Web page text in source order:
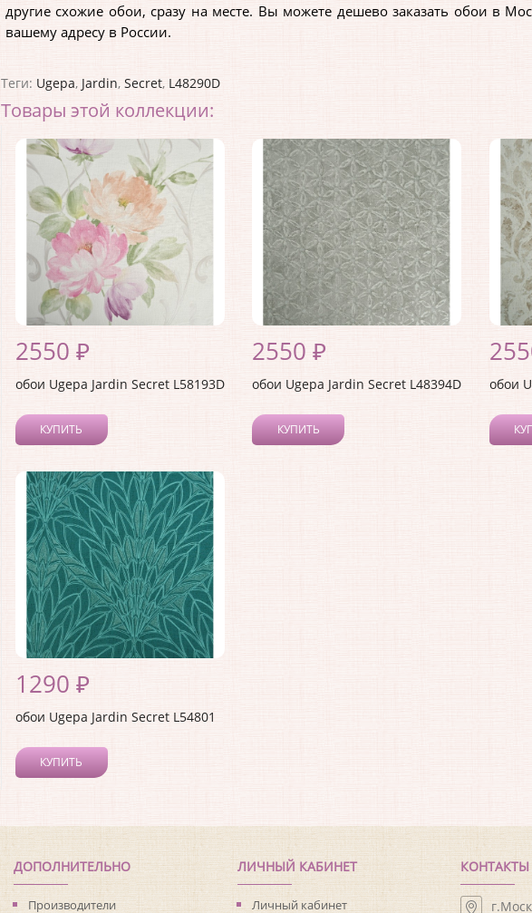
другие схожие обои, сразу на месте. Вы можете дешево заказать обои в
вашему адресу в России.
Теги: Ugepa, Jardin, Secret, L48290D
Товары этой коллекции:
2550 ₽
обои Ugepa Jardin Secret L58193D
КУПИТЬ
2550 ₽
обои Ugepa Jardin Secret L48394D
КУПИТЬ
обои
1290 ₽
обои Ugepa Jardin Secret L54801
КУПИТЬ
ДОПОЛНИТЕЛЬНО
Производители
ЛИЧНЫЙ КАБИНЕТ
Личный кабинет
КОНТАКТЫ